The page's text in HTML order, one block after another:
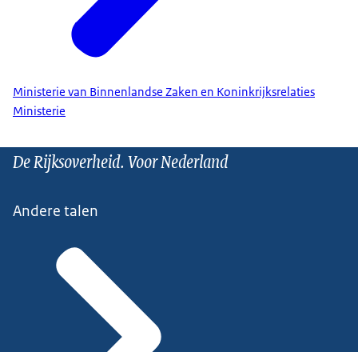
Ministerie van Binnenlandse Zaken en Koninkrijksrelaties
Ministerie
De Rijksoverheid. Voor Nederland
Andere talen